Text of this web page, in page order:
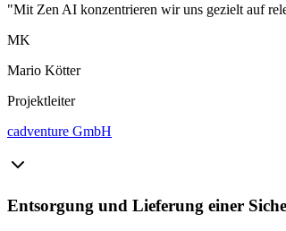
"Mit Zen AI konzentrieren wir uns gezielt auf
MK
Mario Kötter
Projektleiter
cadventure GmbH
Entsorgung und Lieferung einer